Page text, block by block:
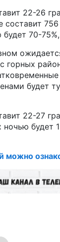
22-26
70-
горных
будет
22-27
будет